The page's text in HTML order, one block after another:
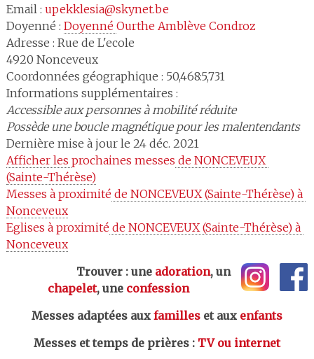
Email : upekklesia@skynet.be
Doyenné : Doyenné Ourthe Amblève Condroz
Adresse : Rue de L'ecole
4920 Nonceveux
Coordonnées géographique : 50,468:5,731
Informations supplémentaires :
Accessible aux personnes à mobilité réduite
Possède une boucle magnétique pour les malentendants
Dernière mise à jour le 24 déc. 2021
Afficher les prochaines messes de NONCEVEUX
(Sainte-Thérèse)
Messes à proximité de NONCEVEUX (Sainte-Thérèse) à
Nonceveux
Eglises à proximité de NONCEVEUX (Sainte-Thérèse) à
Nonceveux
Trouver : une adoration, un
chapelet, une confession
Messes adaptées aux familleset aux enfants
Messes et temps de prières: TV ou internet